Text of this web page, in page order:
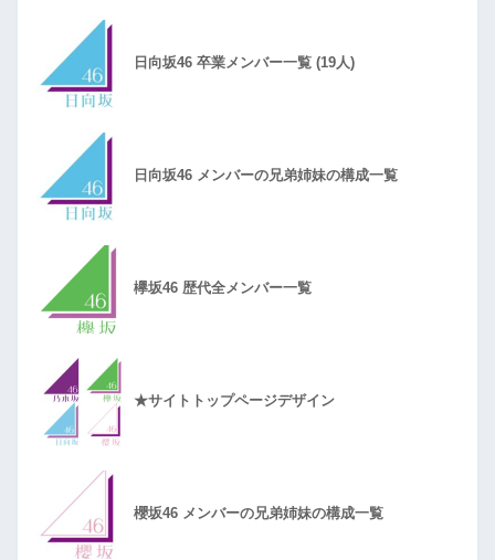
日向坂46 卒業メンバー一覧 (19人)
日向坂46 メンバーの兄弟姉妹の構成一覧
欅坂46 歴代全メンバー一覧
★サイトトップページデザイン
櫻坂46 メンバーの兄弟姉妹の構成一覧